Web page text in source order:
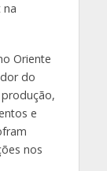
na
Oriente
do
e
nos